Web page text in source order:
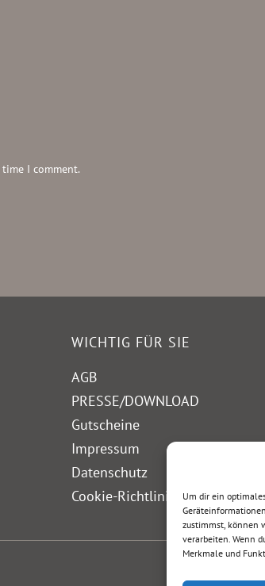
Um dir ein
zustimmst, können
verarbeiten. Wenn
Merkmale und
I comment.
WICHTIG FÜR SIE
AGB
PRESSE/DOWNLOAD
Gutscheine
Impressum
Datenschutz
Cookie-Richtlinie (EU)